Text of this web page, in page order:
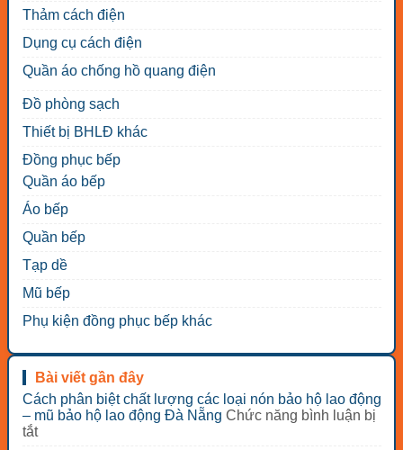
Thảm cách điện
Dụng cụ cách điện
Quần áo chống hồ quang điện
Đồ phòng sạch
Thiết bị BHLĐ khác
Đồng phục bếp
Quần áo bếp
Áo bếp
Quần bếp
Tạp dề
Mũ bếp
Phụ kiện đồng phục bếp khác
Bài viết gần đây
Cách phân biệt chất lượng các loại nón bảo hộ lao động
– mũ bảo hộ lao động Đà Nẵng Chức năng bình luận bị
tắtở